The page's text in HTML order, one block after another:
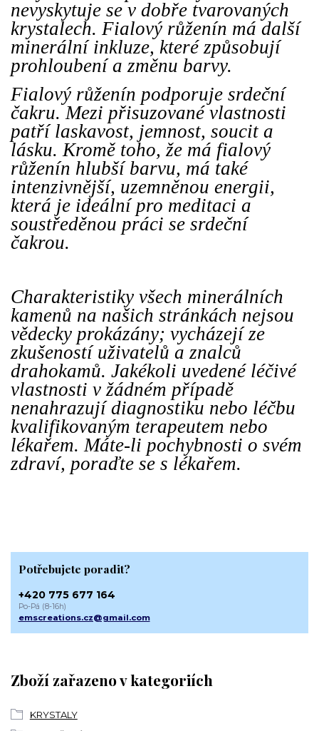
nevyskytuje se v dobře tvarovaných
krystalech. Fialový růženín má další
minerální inkluze, které způsobují
prohloubení a změnu barvy.
Fialový růženín podporuje srdeční
čakru. Mezi přisuzované vlastnosti
patří laskavost, jemnost, soucit a
lásku. Kromě toho, že má fialový
růženín hlubší barvu, má také
intenzivnější, uzemněnou energii,
která je ideální pro meditaci a
soustředěnou práci se srdeční
čakrou.
Charakteristiky všech minerálních
kamenů na našich stránkách nejsou
vědecky prokázány; vycházejí ze
zkušeností uživatelů a znalců
drahokamů. Jakékoli uvedené léčivé
vlastnosti v žádném případě
nenahrazují diagnostiku nebo léčbu
kvalifikovaným terapeutem nebo
lékařem. Máte-li pochybnosti o svém
zdraví, poraďte se s lékařem.
Zboží zařazeno v kategoriích
KRYSTALY
Potřebujete poradit?
+420 775 677 164
Po-Pá (8-16h)
emscreations.cz@gmail.com